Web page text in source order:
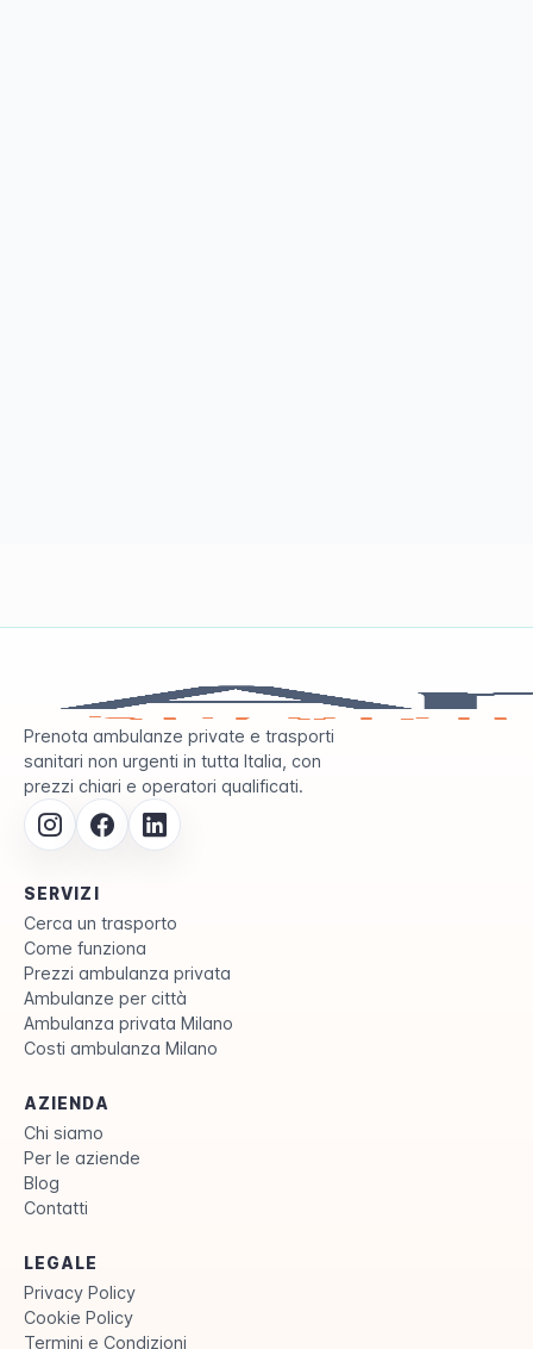
Prenota ambulanze private e trasporti
sanitari non urgenti in tutta Italia, con
prezzi chiari e operatori qualificati.
SERVIZI
Cerca un trasporto
Come funziona
Prezzi ambulanza privata
Ambulanze per città
Ambulanza privata Milano
Costi ambulanza Milano
AZIENDA
Chi siamo
Per le aziende
Blog
Contatti
LEGALE
Privacy Policy
Cookie Policy
Termini e Condizioni